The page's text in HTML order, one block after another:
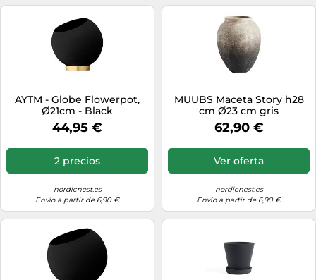
AYTM - Globe Flowerpot,
Ø21cm - Black
44,95 €
2 precios
nordicnest.es
Envío a partir de 6,90 €
MUUBS Maceta Story h28
cm Ø23 cm gris
62,90 €
Ver oferta
nordicnest.es
Envío a partir de 6,90 €